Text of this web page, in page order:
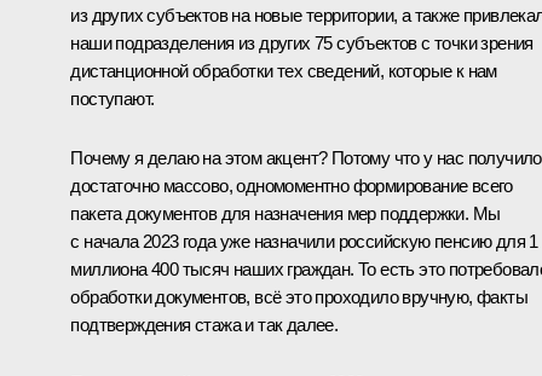
из других субъектов на новые территории, а также
наши подразделения из других 75 субъектов с точки зрения
дистанционной обработки тех сведений, которые к нам
поступают.
Почему я делаю на этом акцент? Потому что у нас
достаточно массово, одномоментно формирование всего
пакета документов для назначения мер поддержки. Мы
с начала 2023 года уже назначили российскую пенсию для 1
миллиона 400 тысяч наших граждан. То есть это
обработки документов, всё это проходило вручную, факты
подтверждения стажа и так далее.